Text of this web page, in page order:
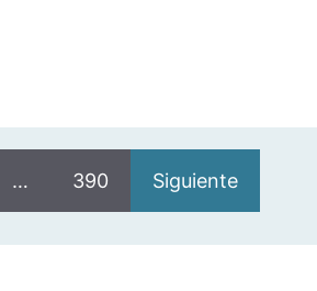
… 390 Siguiente